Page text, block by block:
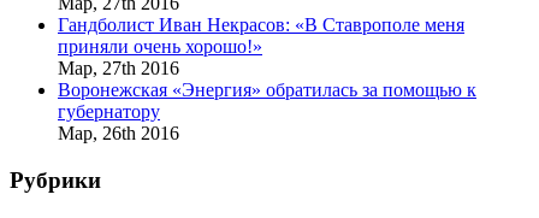
Гандболист Иван Некрасов: «В Ставрополе меня
приняли очень хорошо!»
Мар, 27th 2016
Воронежская «Энергия» обратилась за помощью к
губернатору
Мар, 26th 2016
Рубрики